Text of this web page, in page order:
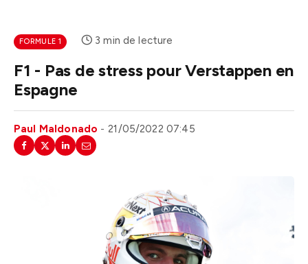
FORMULE 1 3 min de lecture
F1 - Pas de stress pour Verstappen en
Espagne
Paul Maldonado 21/05/2022 07:45